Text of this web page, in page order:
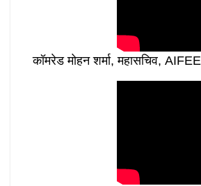
कॉमरेड मोहन शर्मा, महासचिव, AIFEE